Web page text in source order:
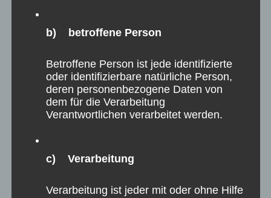
16. August 2026
Marienbaum, 46509 Xanten-Marienbaum, Deutschland
16. August 2026 13:00-20:00
Bezirksschützenfest
Schützenumzug
Bezirksschülerprinzenschießen
b) betroffene Person
Betroffene Person ist jede identifizierte
oder identifizierbare natürliche Person,
deren personenbezogene Daten von
dem für die Verarbeitung
Verantwortlichen verarbeitet werden.
c) Verarbeitung
Verarbeitung ist jeder mit oder ohne Hilfe